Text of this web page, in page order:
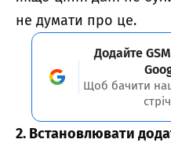
не думати про це.
Додайте
Щоб бачити
2. Встановлювати